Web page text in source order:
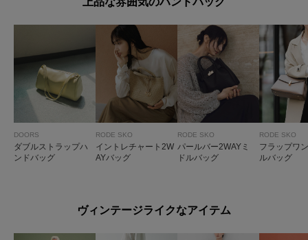
DOORS
ダブルストラップハ
ンドバッグ
RODE SKO
イントレチャート2W
AYバッグ
RODE SKO
パールバー2WAYミ
ドルバッグ
RODE SKO
フラップワ
ルバッグ
ヴィンテージライクなアイテム